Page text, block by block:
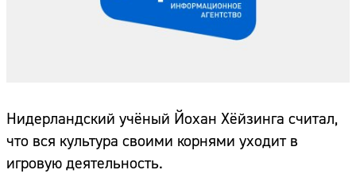
Нидерландский учёный Йохан Хёйзинга считал,
что вся культура своими корнями уходит в
игровую деятельность.